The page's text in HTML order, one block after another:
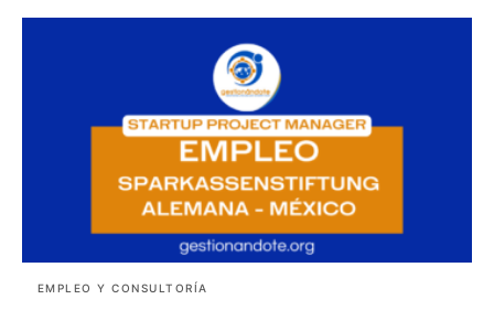
EMPLEO Y CONSULTORÍA